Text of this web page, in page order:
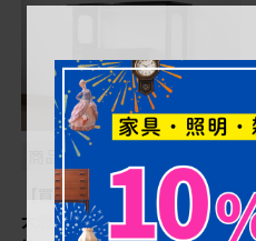
商品番号
【買取】輪島漆器 輪島塗
大雅堂 大角裕二 山水蒔